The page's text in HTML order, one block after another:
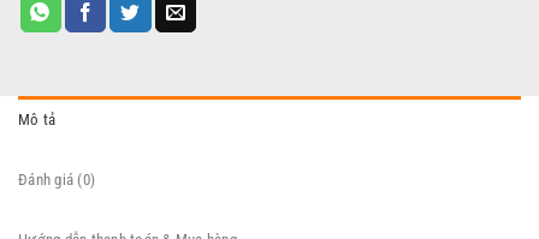
Mô tả
Đánh giá (0)